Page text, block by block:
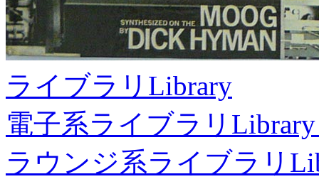
ライブラリ Library
電子系ライブラリ
ラウンジ系ライブラリ